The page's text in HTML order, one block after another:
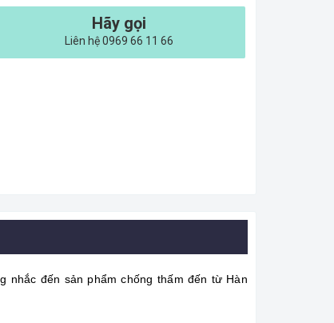
Hãy gọi
Liên hệ 0969 66 11 66
nhắc đến sản phẩm chống thấm đến từ Hàn